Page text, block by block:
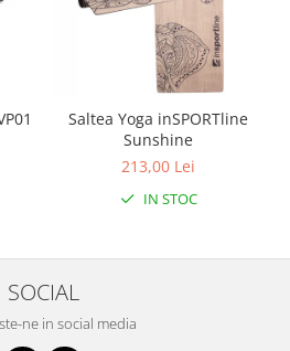
Saltea Yoga inSPORTline
Sunshine
213,00 Lei
IN STOC
SOCIAL
ne in social media